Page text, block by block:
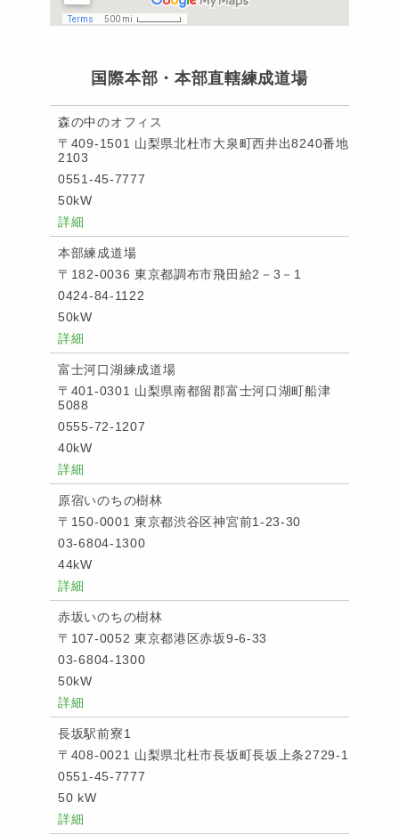
国際本部・本部直轄練成道場
森の中のオフィス
〒409-1501 山梨県北杜市大泉町西井出8240番地
2103
0551-45-7777
50kW
詳細
本部練成道場
〒182-0036 東京都調布市飛田給2－3－1
0424-84-1122
50kW
詳細
富士河口湖練成道場
〒401-0301 山梨県南都留郡富士河口湖町船津
5088
0555-72-1207
40kW
詳細
原宿いのちの樹林
〒150-0001 東京都渋谷区神宮前1-23-30
03-6804-1300
44kW
詳細
赤坂いのちの樹林
〒107-0052 東京都港区赤坂9-6-33
03-6804-1300
50kW
詳細
長坂駅前寮1
〒408-0021 山梨県北杜市長坂町長坂上条2729-1
0551-45-7777
50 kW
詳細